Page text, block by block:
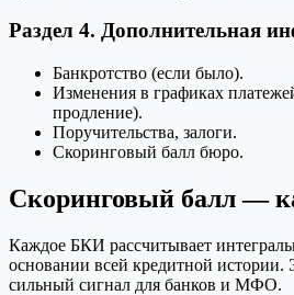
Раздел 4. Дополнительная
Банкротство (если было).
Изменения в графиках
продление).
Поручительства, залоги.
Скоринговый балл бюро.
Скоринговый балл —
Каждое БКИ рассчитывает
основании всей кредитной истории.
сильный сигнал для банков и МФО.